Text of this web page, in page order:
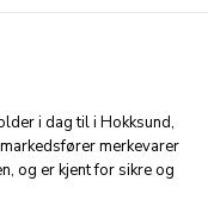
i dag til i Hokksund,
merkevarer
og er kjent for sikre og